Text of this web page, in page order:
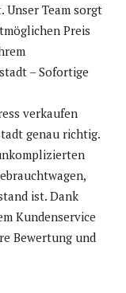
Team sorgt
Preis
– Sofortige
verkaufen
genau richtig.
ist. Dank
Kundenservice
Bewertung und